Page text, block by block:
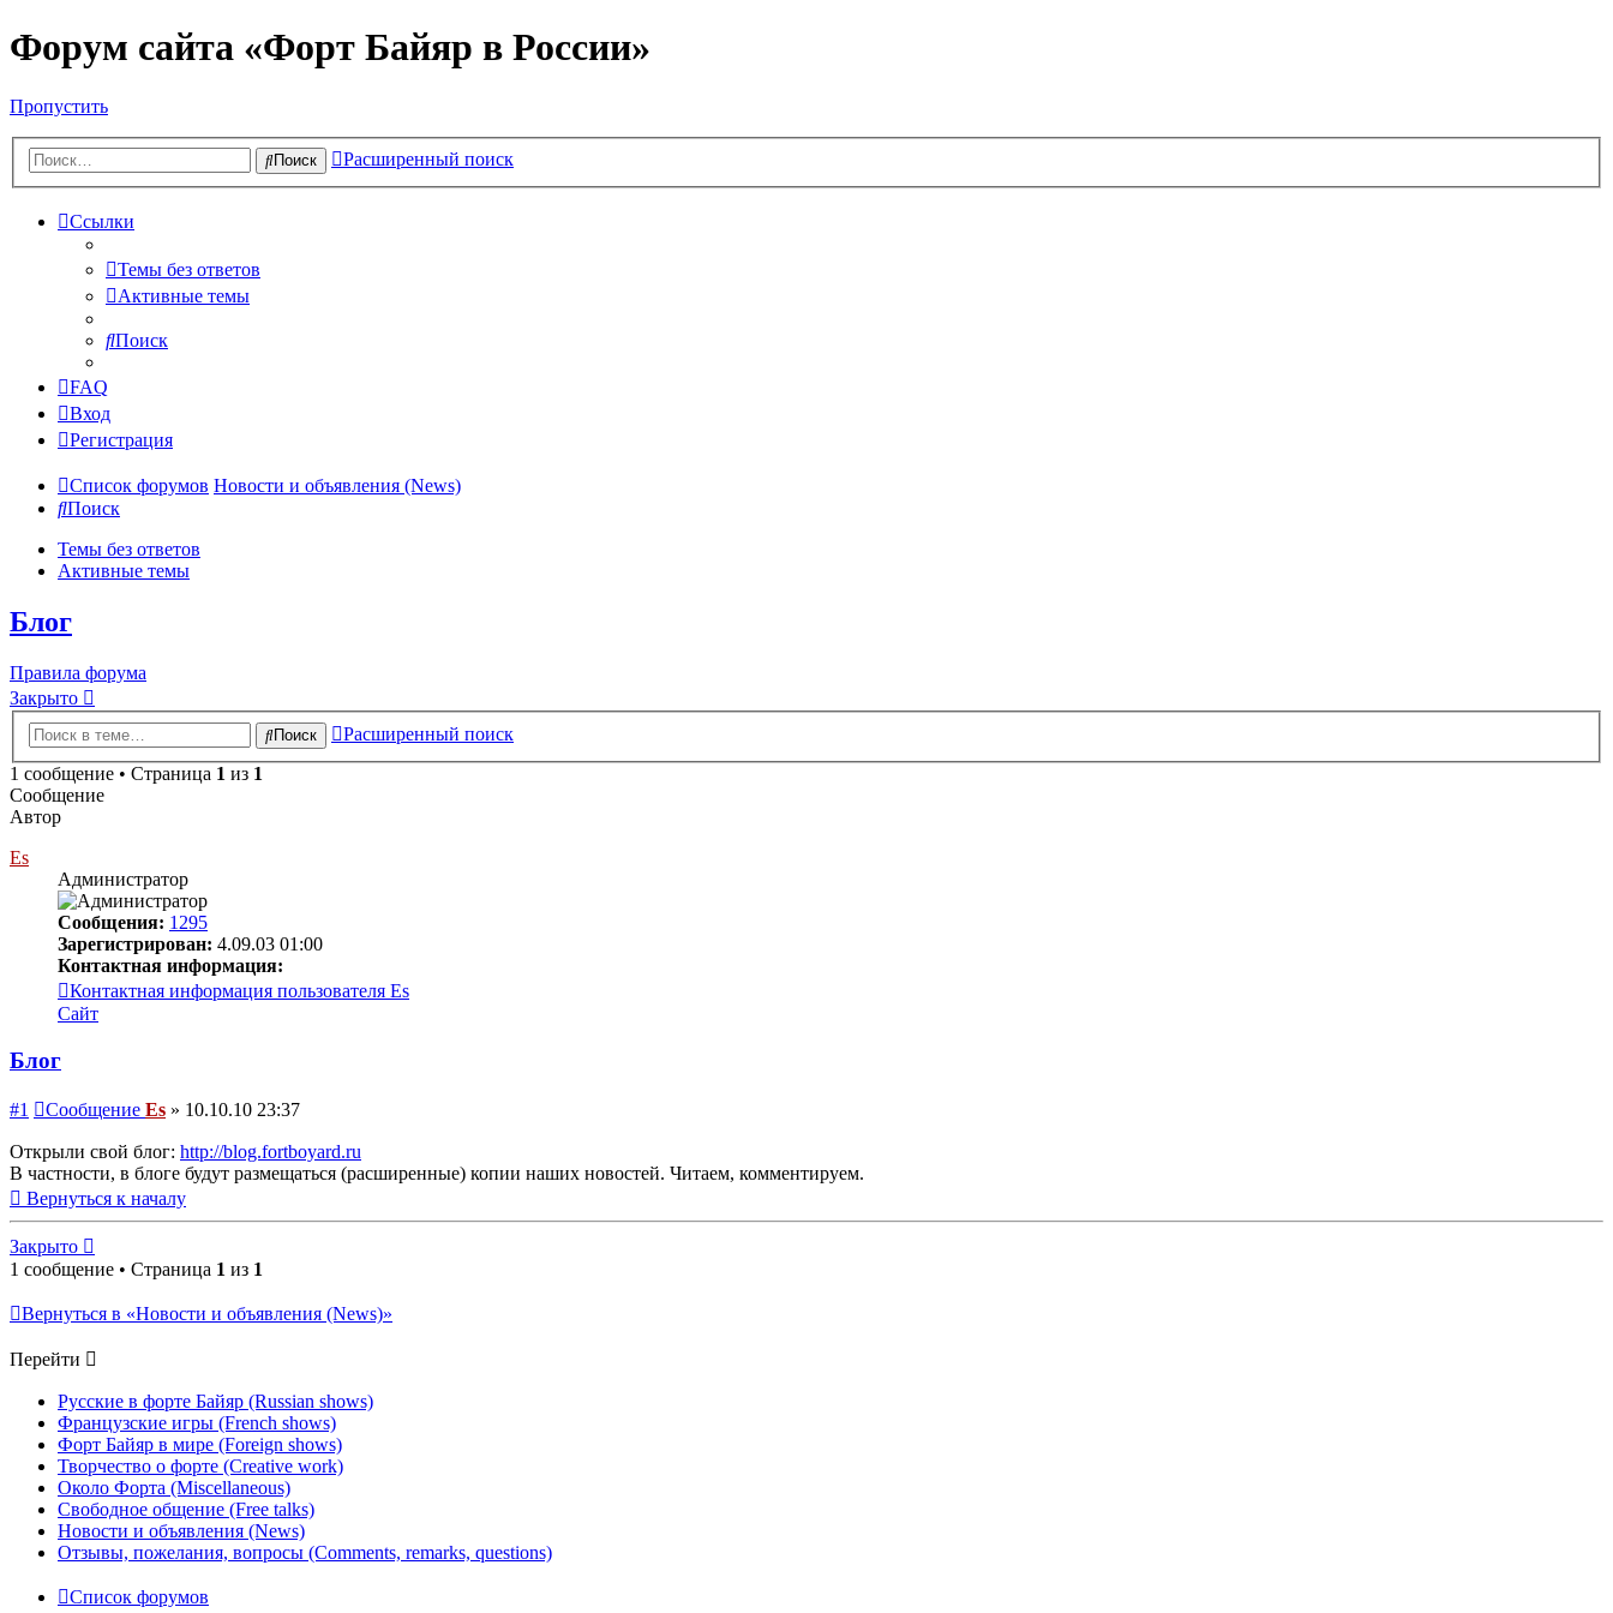
Форум сайта «Форт Байяр в России»
Пропустить
Поиск Расширенный поиск
Ссылки
Темы без ответов
Активные темы
Поиск
FAQ
Вход
Регистрация
Список форумов Новости и объявления (News)
Поиск
Темы без ответов
Активные темы
Блог
Правила форума
Закрыто
Поиск
Расширенный поиск
1 сообщение • Страница 1 из 1
Сообщение
Автор
Es
Администратор
Сообщения: 1295
Зарегистрирован: 4.09.03 01:00
Контактная информация:
Контактная информация пользователя Es
Сайт
Блог
#1 Сообщение Es » 10.10.10 23:37
Открыли свой блог: http://blog.fortboyard.ru
В частности, в блоге будут размещаться (расширенные) копии наших новостей. Читаем, комментируем.
Вернуться к началу
Закрыто
1 сообщение • Страница 1 из 1
Вернуться в «Новости и объявления (News)»
Перейти
Русские в форте Байяр (Russian shows)
Французские игры (French shows)
Форт Байяр в мире (Foreign shows)
Творчество о форте (Creative work)
Около Форта (Miscellaneous)
Свободное общение (Free talks)
Новости и объявления (News)
Отзывы, пожелания, вопросы (Comments, remarks, questions)
Список форумов